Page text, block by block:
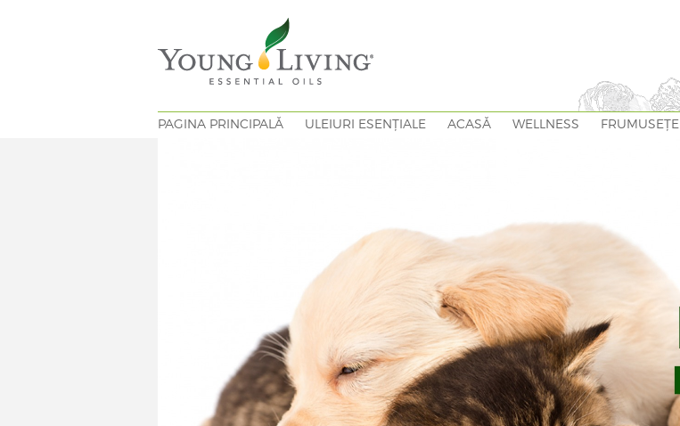
PAGINA PRINCIPALĂ ULEIURI ESENȚIALE ACASĂ WELLNESS FRUMUSEȚE